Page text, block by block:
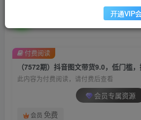
此内容为付费阅读，请付费后查看
会员专属资源
会员 免费
付费阅读
开通VIP